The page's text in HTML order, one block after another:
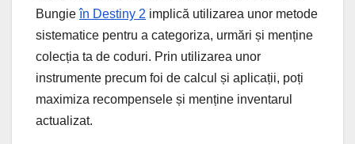
Bungieîn Destiny 2 implică utilizarea unor metode
sistematice pentru a categoriza, urmări și menține
colecția ta de coduri. Prin utilizarea unor
instrumente precum foi de calcul și aplicații, poți
maximiza recompensele și menține inventarul
actualizat.